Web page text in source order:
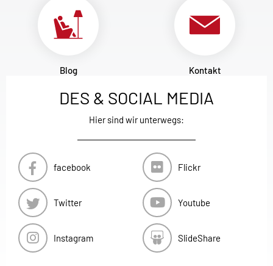
Blog Kontakt
DES & SOCIAL MEDIA
Hier sind wir unterwegs:
facebook
Twitter
Instagram
Flickr
Youtube
SlideShare